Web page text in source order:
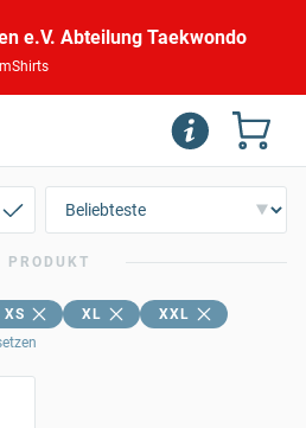
e.V. Abteilung Taekwondo
PRODUKT
XS XL
XXL